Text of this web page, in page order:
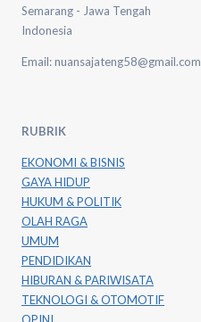
Semarang - Jawa Tengah
Indonesia
Email: nuansajateng58@gmail.com
RUBRIK
EKONOMI & BISNIS
GAYA HIDUP
HUKUM & POLITIK
OLAH RAGA
UMUM
PENDIDIKAN
HIBURAN & PARIWISATA
TEKNOLOGI & OTOMOTIF